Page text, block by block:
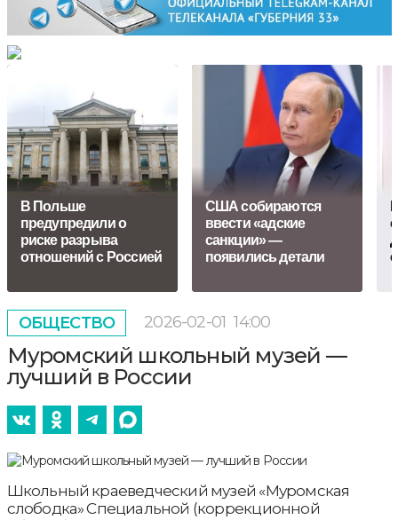
В Польше
предупредили о
риске разрыва
отношений с Россией
США собираются
ввести «адские
санкции» —
появились детали
ОБЩЕСТВО 2026-02-01 14:00
Муромский школьный музей —
лучший в России
Школьный краеведческий музей «Муромская
слободка» Специальной (коррекционной